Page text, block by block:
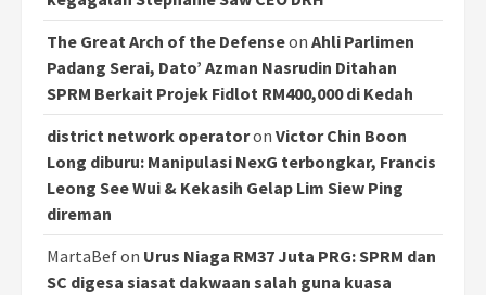
The Great Arch of the Defenseon Ahli Parlimen
Padang Serai, Dato’ Azman Nasrudin Ditahan
SPRM Berkait Projek Fidlot RM400,000 di Kedah
district network operatoron Victor Chin Boon
Long diburu: Manipulasi NexG terbongkar, Francis
Leong See Wui & Kekasih Gelap Lim Siew Ping
direman
MartaBefon Urus Niaga RM37 Juta PRG: SPRM dan
SC digesa siasat dakwaan salah guna kuasa